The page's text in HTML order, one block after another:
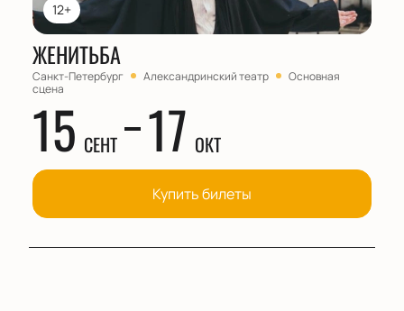
12+
ЖЕНИТЬБА
Санкт-Петербург Александринский театр
Основная
сцена
15 СЕНТ 17 ОКТ
Купить билеты